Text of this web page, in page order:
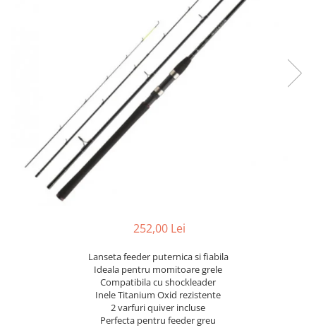
252,00 Lei
Lanseta feeder puternica si fiabila
Ideala pentru momitoare grele
Compatibila cu shockleader
Inele Titanium Oxid rezistente
2 varfuri quiver incluse
Perfecta pentru feeder greu